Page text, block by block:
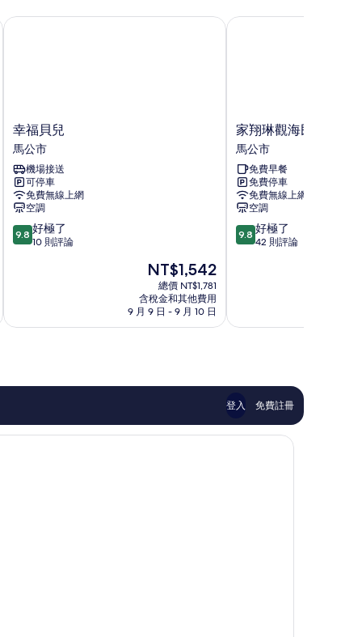
幸
福
貝
兒
馬
公
市
幸福貝兒
馬公市
機場接送
可停車
免費無線上網
空調
9.8
分，
極
評
9.8 好極了
10 則評論
現
價
格
為
NT$1,542
總價 NT$1,781
含稅金和其他費用
9 月 9 日 - 9 月 10 日
幸福貝兒
家
翔
琳
觀
海
民
宿
馬
公
家翔琳觀海民宿
馬公市
免費早餐
免費停車
免費無線上網
空調
9.8
分，
極
評
論
9.8 好極了
42 則評論
家翔琳觀海民宿
登入 免費註冊